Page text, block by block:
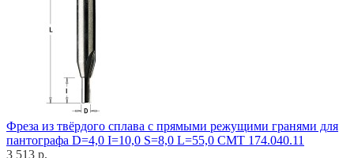
Фреза из твёрдого сплава с прямыми режущими гранями для
пантографа D=4,0 I=10,0 S=8,0 L=55,0 CMT 174.040.11
3 513 р.